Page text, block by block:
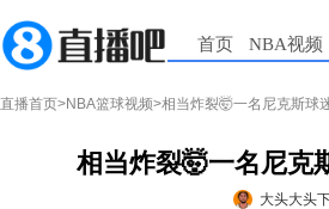
首页 NBA视频
直播首页>NBA篮球视频>相当炸裂🤯一名尼克斯球
相当炸裂🤯一名尼克
大头大头